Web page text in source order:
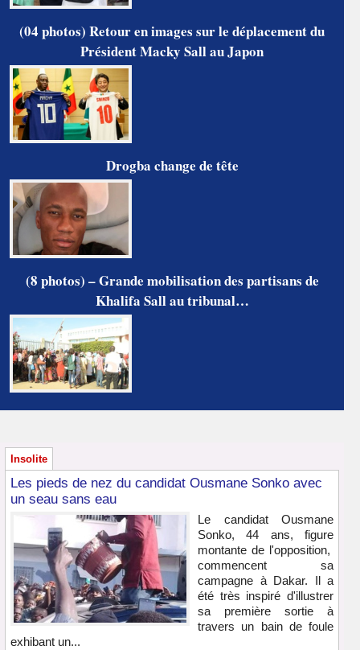
(04 photos) Retour en images sur le déplacement du
Président Macky Sall au Japon
Drogba change de tête
(8 photos) – Grande mobilisation des partisans de
Khalifa Sall au tribunal…
Insolite
Les pieds de nez du candidat Ousmane Sonko avec
un seau sans eau
Le candidat Ousmane
Sonko, 44 ans, figure
montante de l'opposition,
commencent sa
campagne à Dakar. Il a
été très inspiré d'illustrer
sa première sortie à
travers un bain de foule
exhibant un...